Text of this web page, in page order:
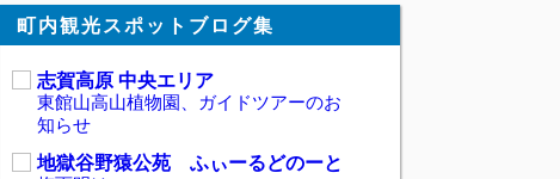
町内観光スポットブログ集
志賀高原 中央エリア
東館山高山植物園、ガイドツアーのお
知らせ
地獄谷野猿公苑 ふぃーるどのーと